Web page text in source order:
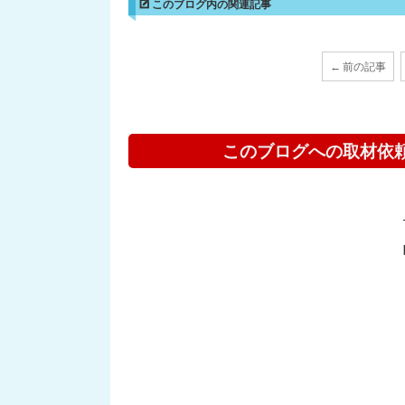
このブログ内の関連記事
← 前の記事
このブログへの取材依